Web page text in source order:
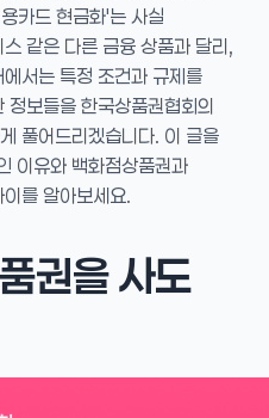
카드 현금화'는 사실
같은 다른 금융 상품과 달리,
서는 특정 조건과 규제를
정보들을 한국상품권협회의
풀어드리겠습니다. 이 글을
이유와 백화점상품권과
를 알아보세요.
권을 사도